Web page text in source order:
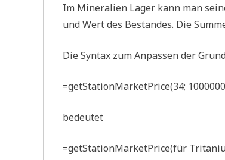
Im Mineralien Lager kann man
und Wert des Bestandes. Die
Die Syntax zum Anpassen der
=getStationMarketPrice(34;
bedeutet
=getStationMarketPrice(für